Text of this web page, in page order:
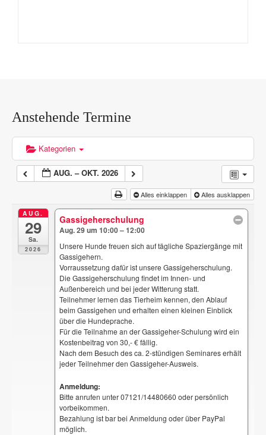
Anstehende Termine
Kategorien
AUG. – OKT. 2026
Alles einklappen Alles ausklappen
AUG.
29
Sa.
2026
Gassigeherschulung
Aug. 29 um 10:00 – 12:00
Unsere Hunde freuen sich auf tägliche Spaziergänge mit
Gassigehern.
Vorraussetzung dafür ist unsere Gassigeherschulung.
Die Gassigeherschulung findet im Innen- und
Außenbereich und bei jeder Witterung statt.
Teilnehmer lernen das Tierheim kennen, den Ablauf
beim Gassigehen und erhalten einen kleinen Einblick
über die Hundeprache.
Für die Teilnahme an der Gassigeher-Schulung wird ein
Kostenbeitrag von 30,- € fällig.
Nach dem Besuch des ca. 2-stündigen Seminares erhält
jeder Teilnehmer den Gassigeher-Ausweis.
Anmeldung:
Bitte anrufen unter 07121/14480660 oder persönlich
vorbeikommen.
Bezahlung ist bar bei Anmeldung oder über PayPal
möglich.